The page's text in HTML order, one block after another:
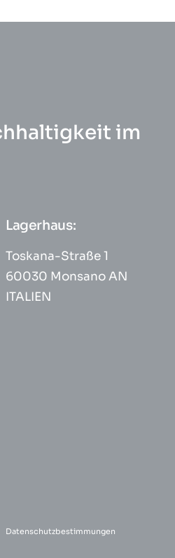
im
Lagerhaus:
Toskana-Straße 1
60030 Monsano AN
ITALIEN
Datenschutzbestimmungen